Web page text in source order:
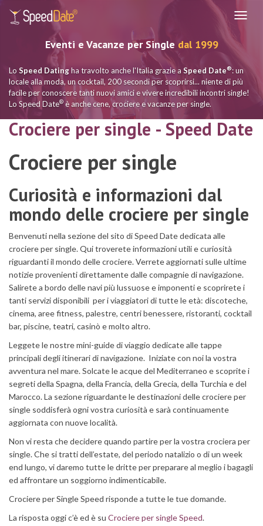
Eventi e Vacanze per Single dal 1999
Lo Speed Datingha travolto anche l'Italia grazie a Speed Date®: un
locale alla moda, un cocktail, 200 secondi per scoprirsi... niente di più
facile per conoscere tanti nuovi amici e vivere incredibili incontri single!
Lo Speed Date® è anche cene, crociere e vacanze per single.
Crociere per single - Speed Date
Crociere per single
Curiosità e informazioni dal
mondo delle crociere per single
Benvenuti nella sezione del sito di Speed Date dedicata alle
crociere per single. Qui troverete informazioni utili e curiosità
riguardanti il mondo delle crociere. Verrete aggiornati sulle ultime
notizie provenienti direttamente dalle compagnie di navigazione.
Salirete a bordo delle navi più lussuose e imponenti e scoprirete i
tanti servizi disponibili per i viaggiatori di tutte le età: discoteche,
cinema, aree fitness, palestre, centri benessere, ristoranti, cocktail
bar, piscine, teatri, casinò e molto altro.
Leggete le nostre mini-guide di viaggio dedicate alle tappe
principali degli itinerari di navigazione. Iniziate con noi la vostra
avventura nel mare. Solcate le acque del Mediterraneo e scoprite i
segreti della Spagna, della Francia, della Grecia, della Turchia e del
Marocco. La sezione riguardante le destinazioni delle crociere per
single soddisferà ogni vostra curiosità e sarà continuamente
aggiornata con nuove località.
Non vi resta che decidere quando partire per la vostra crociera per
single. Che si tratti dell’estate, del periodo natalizio o di un week
end lungo, vi daremo tutte le dritte per preparare al meglio i bagagli
ed affrontare un soggiorno indimenticabile.
Crociere per Single Speed risponde a tutte le tue domande.
La risposta oggi c’è ed è su Crociere per single Speed.